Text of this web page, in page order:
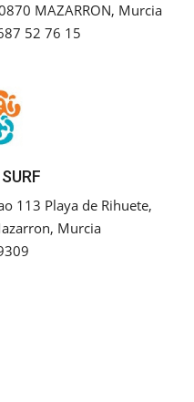
MAZARRON, Murcia
52 76 15
113 Playa de Rihuete,
Murcia